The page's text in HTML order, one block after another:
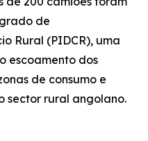
de
Rural (PIDCR), uma
escoamento dos
de consumo e
sector rural angolano.